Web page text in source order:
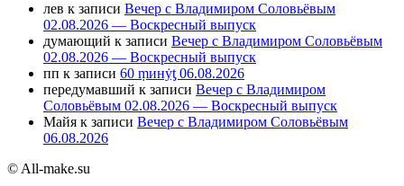
лев к записи Вечер с Владимиром Соловьёвым
02.08.2026 — Воскресный выпуск
думающий к записи Вечер с Владимиром Соловьёвым
02.08.2026 — Воскресный выпуск
пп к записи 60 ṃинẏƫ 06.08.2026
передумавший к записи Вечер с Владимиром
Соловьёвым 02.08.2026 — Воскресный выпуск
Майя к записи Вечер с Владимиром Соловьёвым
06.08.2026
© All-make.su